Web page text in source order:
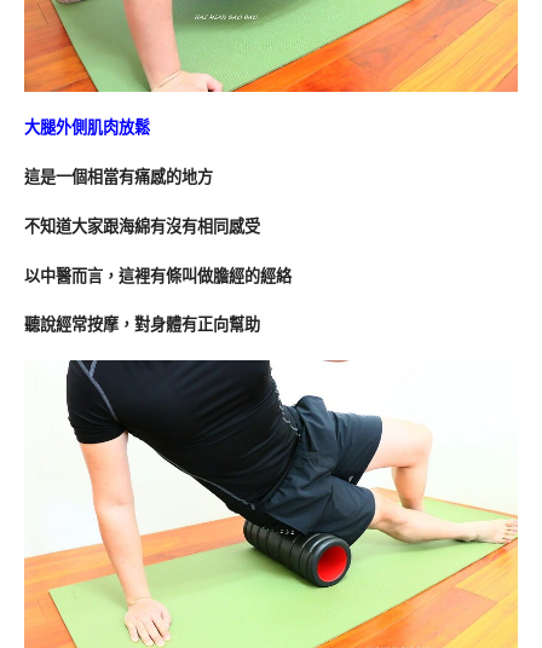
大腿外側肌肉放鬆
這是一個相當有痛感的地方
不知道大家跟海綿有沒有相同感受
以中醫而言，這裡有條叫做膽經的經絡
聽說經常按摩，對身體有正向幫助